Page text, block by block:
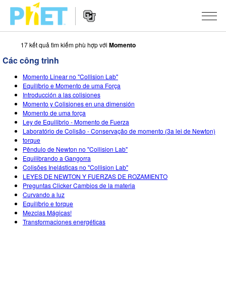
Tìm
trên
Website
PhET
Navigation
CÁC MÔ PHỎNG
Tất cả các Sim
Vật lý
Toán và Thống kê
Hoá học
Trái đất và Không gian
Sinh học
Các Mô phỏng đã dịch
Customizable Sims
STUDIO
About Studio
Customizable Sims
Start a Free Trial
Purchase a License
DẠY HỌC
Hoạt động
Chia sẻ các hoạt động của bạn
Activity Contribution Guidelines
Virtual Workshops
Professional Learning with PhET
Teaching with PhET
NGHIÊN CỨU
SÁNG KIẾN
Inclusive Design
PhET Global
Data Fluency
SIGN IN / REGISTER
SIGN IN / REGISTER
17 kết quả tìm kiếm phù hợp với Momento
Các công trình
Momento Linear no "Collision Lab"
Equilíbrio e Momento de uma Força
Introducción a las colisiones
Momento y Colisiones en una dimensión
Momento de uma força
Ley de Equilibrio - Momento de Fuerza
Laboratório de Colisão - Conservação de momento (3a lei de Newton)
torque
Pêndulo de Newton no "Collision Lab"
Equilibrando a Gangorra
Colisões Inelásticas no "Collision Lab"
LEYES DE NEWTON Y FUERZAS DE ROZAMIENTO
Preguntas Clicker Cambios de la materia
Curvando a luz
Equilíbrio e torque
Mezclas Mágicas!
Transformaciones energéticas